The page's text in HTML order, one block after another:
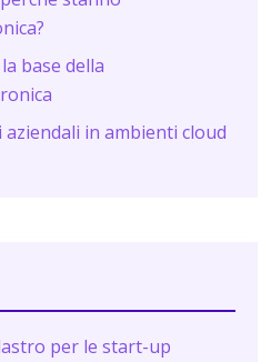
base della
in ambienti cloud
per le start-up